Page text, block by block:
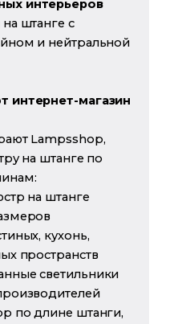
интерьеров
штанге с
и нейтральной
интернет-магазин
Lampsshop,
на штанге по
на штанге
кухонь,
пространств
светильники
по длине штанги,